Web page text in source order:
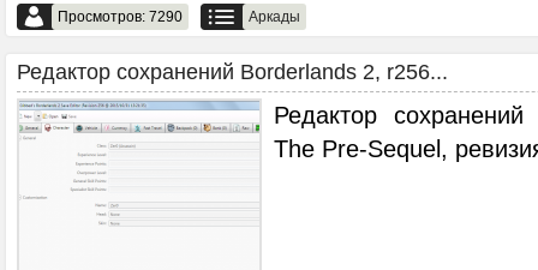
Просмотров: 7290 Аркады
Редактор сохранений Borderlands 2, r256...
Редактор
The Pre-Sequel,